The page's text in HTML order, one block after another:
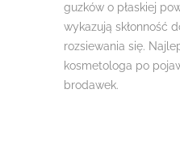
guzków o płaskiej
wykazują skłonność
rozsiewania się.
kosmetologa po
brodawek.